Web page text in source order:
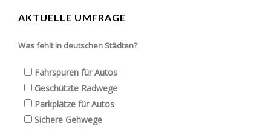
AKTUELLE UMFRAGE
Was fehlt in deutschen Städten?
Fahrspuren für Autos
Geschützte Radwege
Parkplätze für Autos
Sichere Gehwege